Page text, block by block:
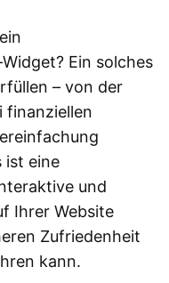
Ein solches
– von der
finanziellen
ist eine
und
Ihrer Website
Zufriedenheit
kann.